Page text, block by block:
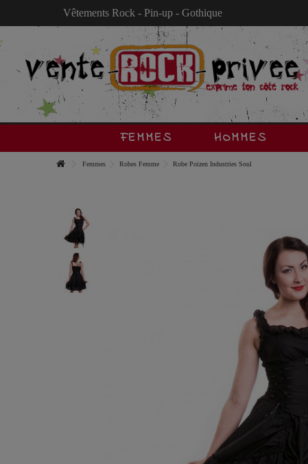
Vêtements Rock - Pin-up - Gothique
FEMMES HOMMES
Femmes Robes Femme Robe Poizen Industries Soul